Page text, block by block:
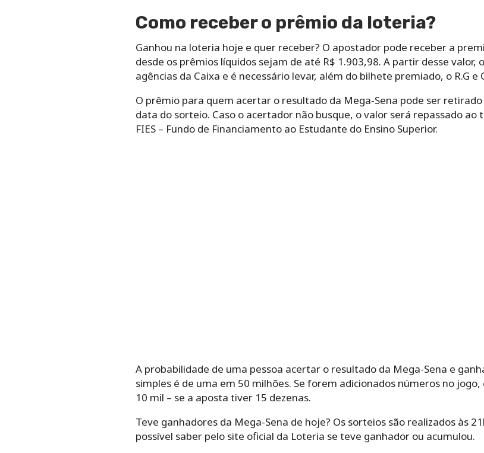
Como receber o prêmio da loteria?
Ganhou na loteria hoje e quer receber? O apostador pode receber a
desde os prêmios líquidos sejam de até R$ 1.903,98. A partir desse
agências da Caixa e é necessário levar, além do bilhete premiado, o R.G e
O prêmio para quem acertar o resultado da Mega-Sena pode ser
data do sorteio. Caso o acertador não busque, o valor será repassado ao
FIES – Fundo de Financiamento ao Estudante do Ensino Superior.
A probabilidade de uma pessoa acertar o resultado da Mega-Sena e
simples é de uma em 50 milhões. Se forem adicionados números no
10 mil – se a aposta tiver 15 dezenas.
Teve ganhadores da Mega-Sena de hoje? Os sorteios são realizados às
possível saber pelo site oficial da Loteria se teve ganhador ou acumulou.